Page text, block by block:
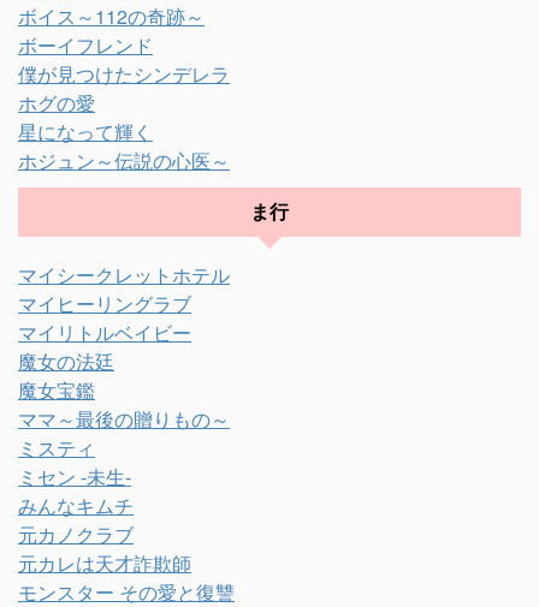
ボイス～112の奇跡～
ボーイフレンド
僕が見つけたシンデレラ
ホグの愛
星になって輝く
ホジュン～伝説の心医～
ま行
マイシークレットホテル
マイヒーリングラブ
マイリトルベイビー
魔女の法廷
魔女宝鑑
ママ～最後の贈りもの～
ミスティ
ミセン -未生-
みんなキムチ
元カノクラブ
元カレは天才詐欺師
モンスター その愛と復讐